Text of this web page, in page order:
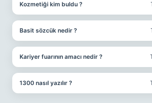
Kozmetiği kim buldu ?
Basit sözcük nedir ?
Kariyer fuarının amacı nedir ?
1300 nasıl yazılır ?